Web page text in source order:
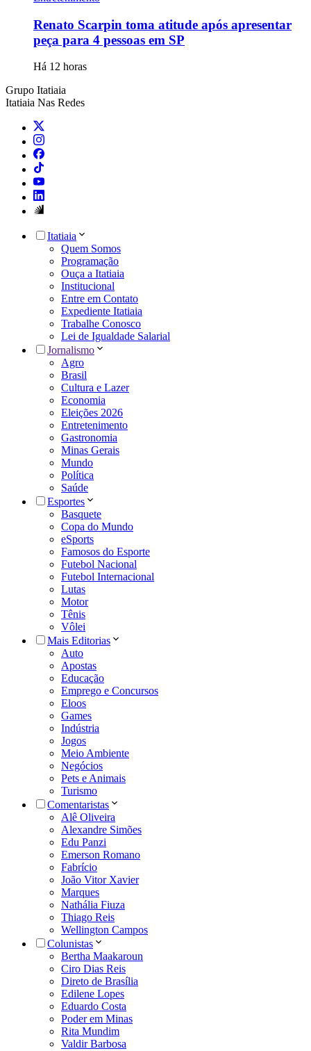
Renato Scarpin toma atitude após apresentar
peça para 4 pessoas em SP
Há 12 horas
Grupo Itatiaia
Itatiaia Nas Redes
Itatiaia
Quem Somos
Programação
Ouça a Itatiaia
Institucional
Entre em Contato
Expediente Itatiaia
Trabalhe Conosco
Lei de Igualdade Salarial
Jornalismo
Agro
Brasil
Cultura e Lazer
Economia
Eleições 2026
Entretenimento
Gastronomia
Minas Gerais
Mundo
Política
Saúde
Esportes
Basquete
Copa do Mundo
eSports
Famosos do Esporte
Futebol Nacional
Futebol Internacional
Lutas
Motor
Tênis
Vôlei
Mais Editorias
Auto
Apostas
Educação
Emprego e Concursos
Eloos
Games
Indústria
Jogos
Meio Ambiente
Negócios
Pets e Animais
Turismo
Comentaristas
Alê Oliveira
Alexandre Simões
Edu Panzi
Emerson Romano
Fabrício
João Vitor Xavier
Marques
Nathália Fiuza
Thiago Reis
Wellington Campos
Colunistas
Bertha Maakaroun
Ciro Dias Reis
Direto de Brasília
Edilene Lopes
Eduardo Costa
Poder em Minas
Rita Mundim
Valdir Barbosa